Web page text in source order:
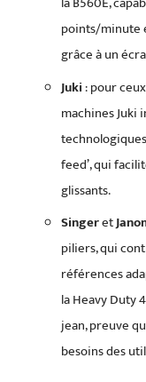
points/minute
grâce à un
Juki: pour
machines Juki
feed’, qui
glissants.
Singeret
piliers, qui
références
la Heavy Duty
jean, preuve
besoins des